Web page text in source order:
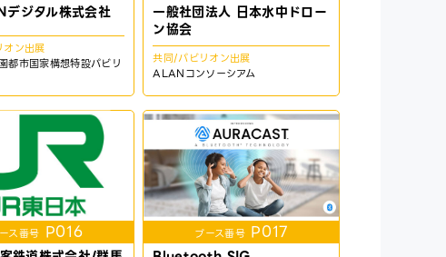
ジタル株式会社
ン出展
都市国家構想特設パビリ
一般社団法人 日本水中ドロー
ン協会
共同/パビリオン出展
ALANコンソーシアム
ス番号 P016 ブース番号P017